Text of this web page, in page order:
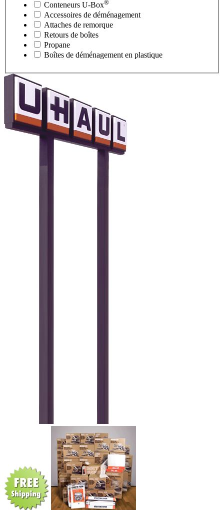
Conteneurs U-Box®
Accessoires de déménagement
Attaches de remorque
Retours de boîtes
Propane
Boîtes de déménagement en plastique